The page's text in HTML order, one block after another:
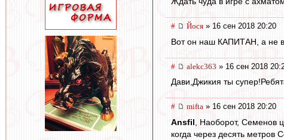
# Йося » 16 сен 2018 20:20
Вот он наш КАПИТАН, а не
# alekc363 » 16 сен 2018
Дави,Джикия ты
# mifta » 16 сен 2018 20:20
Ansfil , Наоборот, Семенов
когда через десять